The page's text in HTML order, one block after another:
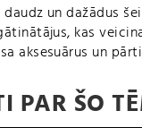
un dažādus
kas
aksesuārus un
PAR ŠO